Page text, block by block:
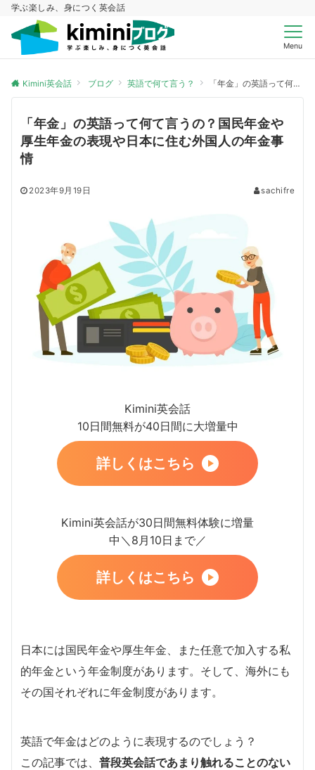
学ぶ楽しみ、身につく英会話
Menu
Kimini英会話 ブログ 英語で何て言う？ 「年金」の英語って何て言うの？国民年金や厚生年金の表現や日本に住む外国人の年金事情
「年金」の英語って何て言うの？国民年金や
厚生年金の表現や日本に住む外国人の年金事
情
2023年9月19日 sachifre
Kimini英会話
10日間無料が40日間に大増量中
詳しくはこちら
Kimini英会話が30日間無料体験に増量
中＼8月10日まで／
詳しくはこちら
日本には国民年金や厚生年金、また任意で加入する私
的年金という年金制度があります。そして、海外にも
その国それぞれに年金制度があります。
英語で年金はどのように表現するのでしょう？
この記事では、 普段英会話であまり触れることのない